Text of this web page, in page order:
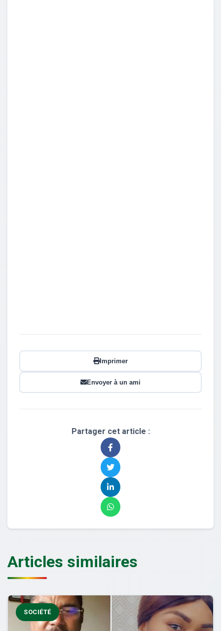
Imprimer
Envoyer à un ami
Partager cet article :
Articles similaires
SOCIÉTÉ